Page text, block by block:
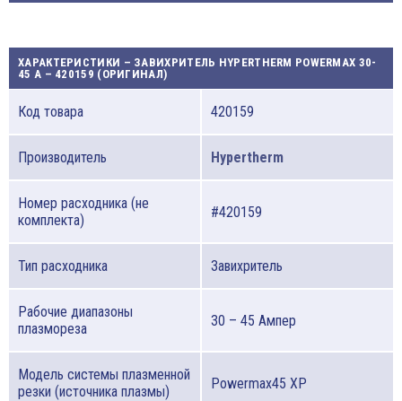
ХАРАКТЕРИСТИКИ – ЗАВИХРИТЕЛЬ HYPERTHERM POWERMAX 30-
45 A – 420159 (ОРИГИНАЛ)
Код товара 420159
Производитель Hypertherm
Номер расходника (не
комплекта)
#420159
Тип расходника Завихритель
Рабочие диапазоны
плазмореза
30 – 45 Ампер
Модель системы плазменной
резки (источника плазмы)
Powermax45 XP